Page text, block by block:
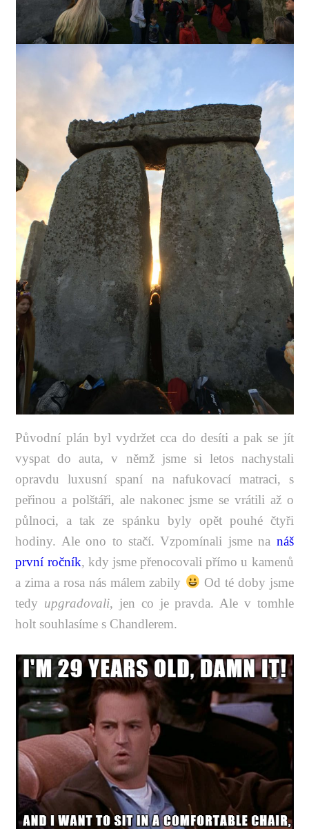
Původní plán byl vydržet cca do desíti a pak se jít
vyspat do auta, v němž jsme si letos nachystali
opravdu luxusní spaní na nafukovací matraci, s
peřinou a polštáři, ale nakonec jsme se vrátili až o
půlnoci, a tak ze spánku byly opět pouhé čtyři
hodiny. Ale ono to stačí. Vzpomínali jsme na náš
první ročník, kdy jsme přenocovali přímo u kamenů
a zima a rosa nás málem zabily
Od té doby jsme
tedy upgradovali, jen co je pravda. Ale v tomhle
holt souhlasíme s Chandlerem.